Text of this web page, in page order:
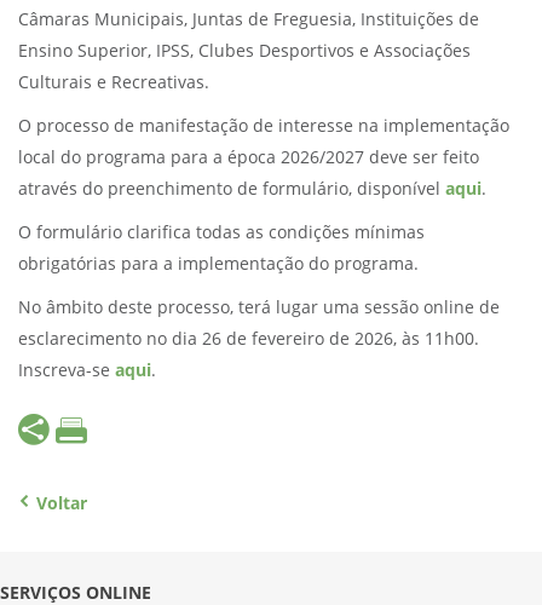
Câmaras Municipais, Juntas de Freguesia, Instituições de
Ensino Superior, IPSS, Clubes Desportivos e Associações
Culturais e Recreativas.
O processo de manifestação de interesse na implementação
local do programa para a época 2026/2027 deve ser feito
através do preenchimento de formulário, disponível aqui.
O formulário clarifica todas as condições mínimas
obrigatórias para a implementação do programa.
No âmbito deste processo, terá lugar uma sessão online de
esclarecimento no dia 26 de fevereiro de 2026, às 11h00.
Inscreva-se aqui.
Voltar
SERVIÇOS ONLINE